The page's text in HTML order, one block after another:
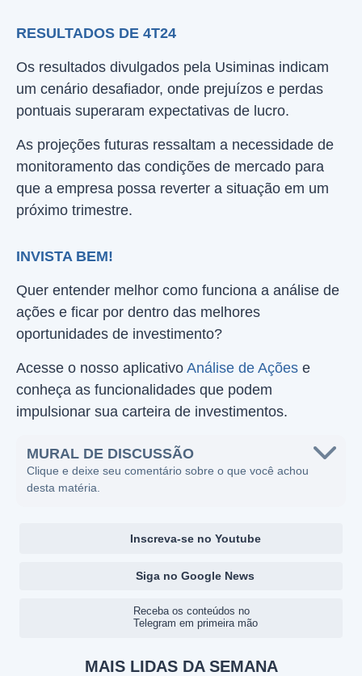
RESULTADOS DE 4T24
Os resultados divulgados pela Usiminas indicam
um cenário desafiador, onde prejuízos e perdas
pontuais superaram expectativas de lucro.
As projeções futuras ressaltam a necessidade de
monitoramento das condições de mercado para
que a empresa possa reverter a situação em um
próximo trimestre.
INVISTA BEM!
Quer entender melhor como funciona a análise de
ações e ficar por dentro das melhores
oportunidades de investimento?
Acesse o nosso aplicativo Análise de Ações e
conheça as funcionalidades que podem
impulsionar sua carteira de investimentos.
MURAL DE DISCUSSÃO
Clique e deixe seu comentário sobre o que você achou
desta matéria.
Inscreva-se no Youtube
Siga no Google News
Receba os conteúdos no
Telegram em primeira mão
MAIS LIDAS DA SEMANA